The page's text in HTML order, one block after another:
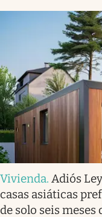
Vivienda. Adiós
casas asiáticas
de solo seis meses